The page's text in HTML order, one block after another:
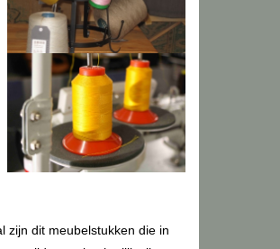
zijn dit meubelstukken die in